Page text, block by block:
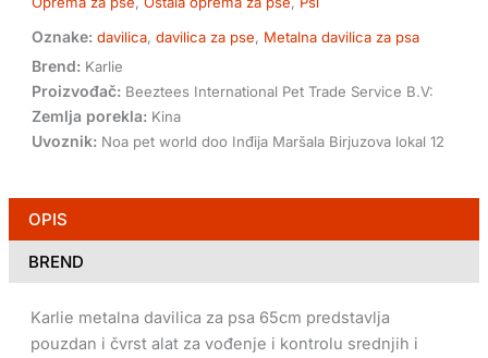
Oznake: davilica,davilica za pse, Metalna davilica za psa
Brend: Karlie
Proizvođač: Beeztees International Pet Trade Service B.V:
Zemlja porekla: Kina
Uvoznik: Noa pet world doo Inđija Maršala Birjuzova lokal 12
OPIS
BREND
Karlie metalna davilica za psa 65cm predstavlja
pouzdan i čvrst alat za vođenje i kontrolu srednjih i